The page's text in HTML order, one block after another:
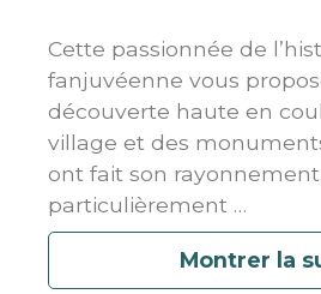
Cette passionnée de
fanjuvéenne vous
découverte haute en
village et des
ont fait son
particulièrement …
Montrer la